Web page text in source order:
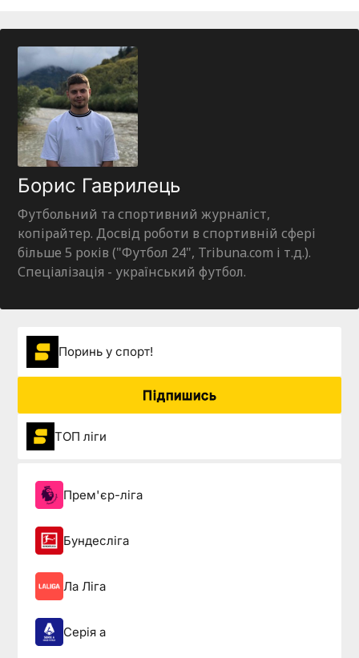
Борис Гаврилець
Футбольний та спортивний журналіст,
копірайтер. Досвід роботи в спортивній сфері
більше 5 років ("Футбол 24", Tribuna.com і т.д.).
Спеціалізація - український футбол.
Поринь у спорт!
Підпишись
ТОП ліги
Прем'єр-ліга
Бундесліга
Ла Ліга
Серія а